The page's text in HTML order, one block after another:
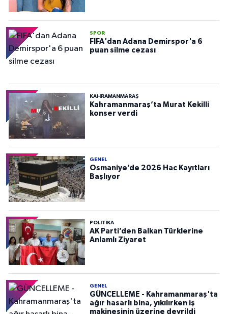
SPOR
FIFA'dan Adana Demirspor'a 6
puan silme cezası
KAHRAMANMARAŞ
Kahramanmaraş’ta Murat Kekilli
konser verdi
GENEL
Osmaniye’de 2026 Hac Kayıtları
Başlıyor
POLITIKA
AK Parti’den Balkan Türklerine
Anlamlı Ziyaret
GENEL
GÜNCELLEME - Kahramanmaraş'ta
ağır hasarlı bina, yıkılırken iş
makinesinin üzerine devrildi